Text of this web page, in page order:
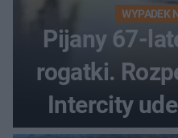
WYPADEK
Pijany 67-
rogatki.
Intercity